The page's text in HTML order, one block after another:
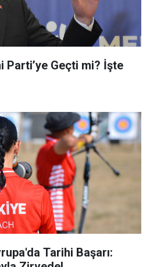
Parti’ye Geçti mi? İşte
Tarihi Başarı: